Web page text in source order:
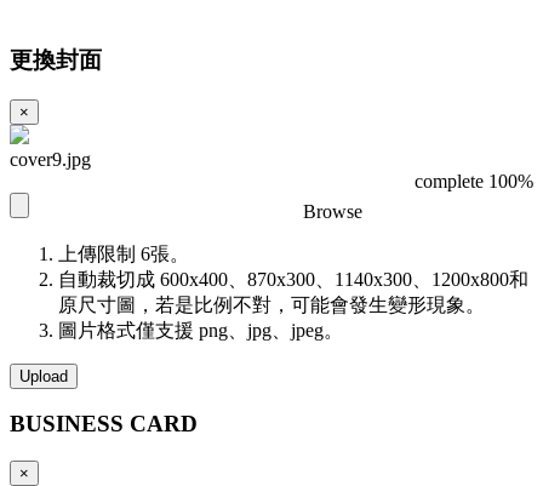
更換封面
×
cover9.jpg
complete 100%
Browse
上傳限制 6張。
自動裁切成 600x400、870x300、1140x300、1200x800和
原尺寸圖，若是比例不對，可能會發生變形現象。
圖片格式僅支援 png、jpg、jpeg。
Upload
BUSINESS CARD
×